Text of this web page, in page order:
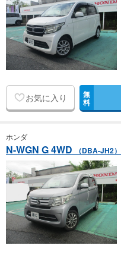
お気に入り 無
料
ホンダ
N-WGN G 4WD （DBA-JH2）